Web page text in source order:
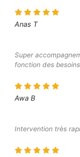
Anas T
Super
fonction des
Awa B
Intervention très